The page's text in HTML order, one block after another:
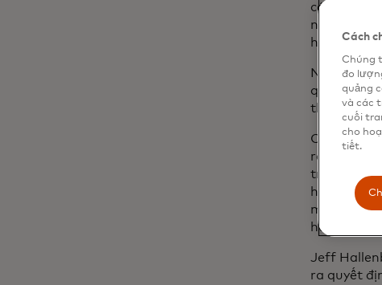
cách hợp
nhầm lẫn.
họ mà
Nhưng đôi
quyền - có
thứ gì đó
Các thiệt
rằng
trực tuyến,
hoàn, thời
một
huống này
Jeff
ra quyết
Cách
Chúng
đo
quảng
và các
cuối
cho
tiết.